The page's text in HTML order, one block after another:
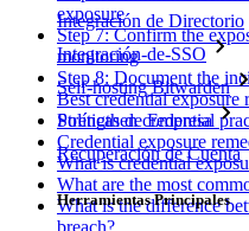
Integración de Directorio
Integración-de-SSO
Self-hosting Bitwarden
Políticas de Empresa
Recuperación de Cuenta
Herramientas Principales
exposure
Step 7: Confirm the
monitoring
Step 8: Document the
Best credential exposure
Strengthen credential
Credential exposure
What is credential
What are the most
What is the difference
breach?